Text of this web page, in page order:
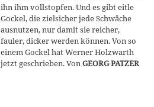
ihn ihm vollstopfen. Und es gibt eitle
Gockel, die zielsicher jede Schwäche
ausnutzen, nur damit sie reicher,
fauler, dicker werden können. Von so
einem Gockel hat Werner Holzwarth
jetzt geschrieben. VonGEORG PATZER